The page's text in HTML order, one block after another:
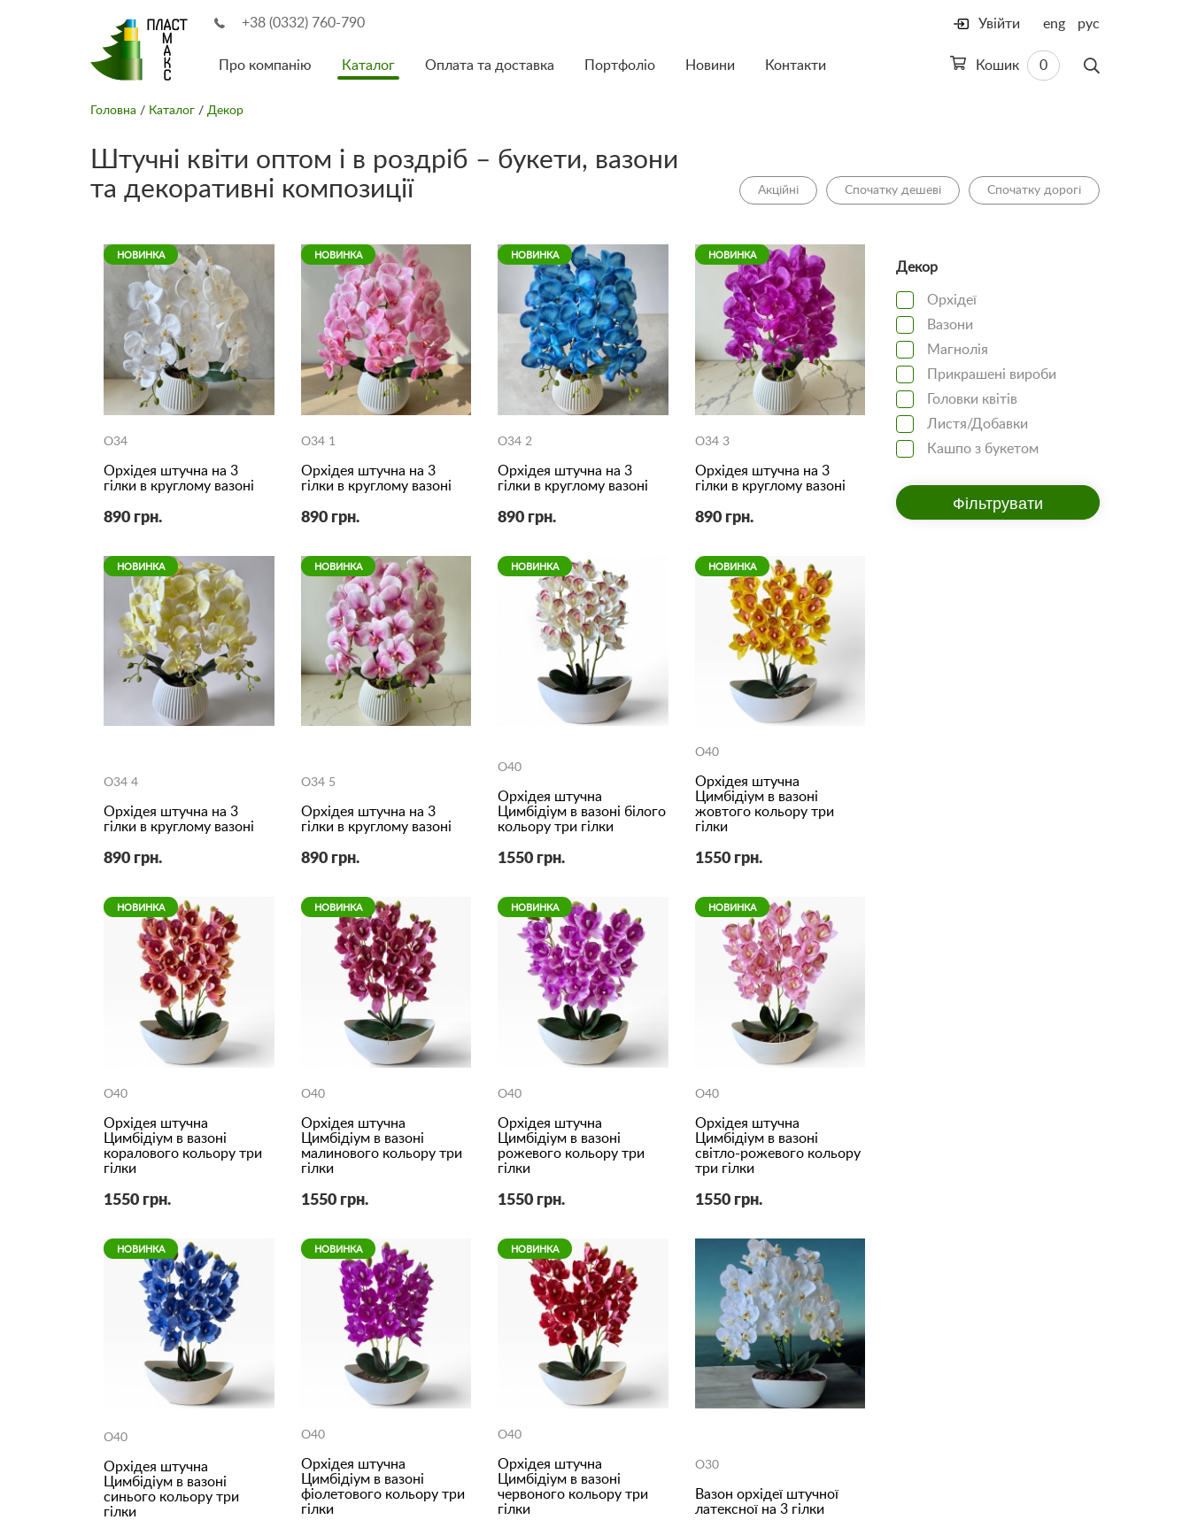
+38 (0332) 760-790 Увійти
Кошик 0
Про компанію Каталог Оплата та доставка Портфоліо Новини Контакти
eng рус
Головна / Каталог / Декор
Штучні квіти оптом і в роздріб – букети, вазони
та декоративні композиції
Акційні Спочатку дешеві Спочатку дорогі
НОВИНКА
O34
Орхідея штучна на 3
гілки в круглому вазоні
890 грн.
НОВИНКА
O34 1
Орхідея штучна на 3
гілки в круглому вазоні
890 грн.
НОВИНКА
O34 2
Орхідея штучна на 3
гілки в круглому вазоні
890 грн.
НОВИНКА
O34 3
Орхідея штучна на 3
гілки в круглому вазоні
890 грн.
НОВИНКА
O34 4
Орхідея штучна на 3
гілки в круглому вазоні
890 грн.
НОВИНКА
O34 5
Орхідея штучна на 3
гілки в круглому вазоні
890 грн.
НОВИНКА
O40
Орхідея штучна
Цимбідіум в вазоні білого
кольору три гілки
1550 грн.
НОВИНКА
O40
Орхідея штучна
Цимбідіум в вазоні
жовтого кольору три
гілки
1550 грн.
НОВИНКА
O40
Орхідея штучна
Цимбідіум в вазоні
коралового кольору три
гілки
1550 грн.
НОВИНКА
O40
Орхідея штучна
Цимбідіум в вазоні
малинового кольору три
гілки
1550 грн.
НОВИНКА
O40
Орхідея штучна
Цимбідіум в вазоні
рожевого кольору три
гілки
1550 грн.
НОВИНКА
O40
Орхідея штучна
Цимбідіум в вазоні
світло-рожевого кольору
три гілки
1550 грн.
НОВИНКА
O40
Орхідея штучна
Цимбідіум в вазоні
синього кольору три
гілки
НОВИНКА
O40
Орхідея штучна
Цимбідіум в вазоні
фіолетового кольору три
гілки
НОВИНКА
O40
Орхідея штучна
Цимбідіум в вазоні
червоного кольору три
гілки
O30
Вазон орхідеї штучної
латексної на 3 гілки
Декор
Орхідеї
Вазони
Магнолія
Прикрашені вироби
Головки квітів
Листя/Добавки
Кашпо з букетом
Фільтрувати